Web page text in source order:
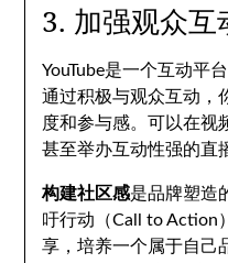
3. 加强观众
YouTube是一个互动平
通过积极与观众互动，
度和参与感。可以在视
甚至举办互动性强的直
构建社区感是品牌塑造
吁行动（Call to Action
享，培养一个属于自己